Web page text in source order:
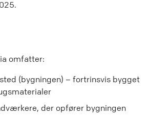
omfatter:
(bygningen) – fortrinsvis bygget
der opfører bygningen